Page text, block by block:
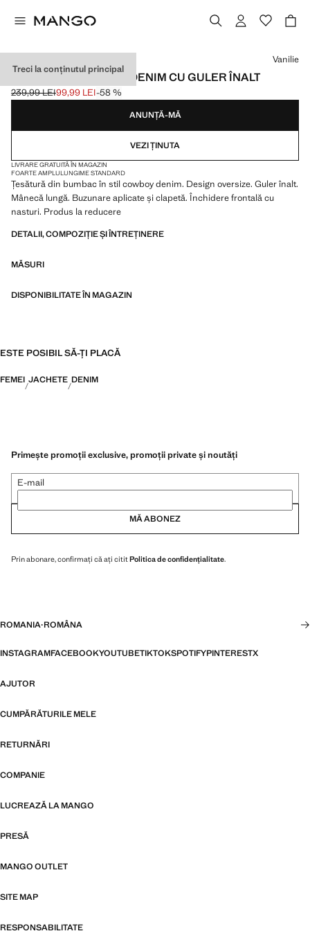
Treci la conținutul principal
JACHETĂ PARKA DIN DENIM CU GULER ÎNALT
Preț inițial tăiat [239,99 LEI ]
239,99 LEI
Preț actual [99,99 LEI ]
99,99 LEI-58 %
Selectează o culoare
Vanilie
ANUNȚĂ-MĂ
VEZI ȚINUTA
LIVRARE GRATUITĂ ÎN MAGAZIN
FOARTE AMPLULUNGIME STANDARD
Țesătură din bumbac în stil cowboy denim. Design oversize. Guler înalt.
Mânecă lungă. Buzunare aplicate și clapetă. Închidere frontală cu
nasturi. Produs la reducere
DETALII, COMPOZIȚIE ȘI ÎNTREȚINERE
MĂSURI
DISPONIBILITATE ÎN MAGAZIN
ESTE POSIBIL SĂ-ȚI PLACĂ
FEMEI JACHETE DENIM
Primește promoții exclusive, promoții private și noutăți
E-mail
MĂ ABONEZ
Prin abonare, confirmați că ați cititPolitica de confidențialitate.
ROMANIA·ROMÂNA
INSTAGRAMFACEBOOKYOUTUBETIKTOKSPOTIFYPINTERESTX
AJUTOR
CUMPĂRĂTURILE MELE
RETURNĂRI
COMPANIE
LUCREAZĂ LA MANGO
PRESĂ
MANGO OUTLET
SITE MAP
RESPONSABILITATE